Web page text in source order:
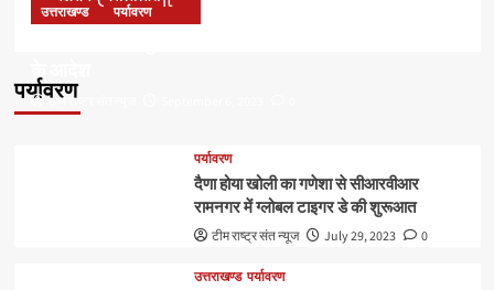
पर्यावरण
उत्तराखण्ड पर्यावरण
के आदेश
टीम राष्ट्र संत न्यूज
पर्यावरण
दैणा होया खोली का गणेशा से सीआरवीआर
रामनगर में ग्लोबल टाइगर डे की शुरूआत
टीम राष्ट्र संत न्यूज July 29, 2023 0
उत्तराखण्ड पर्यावरण